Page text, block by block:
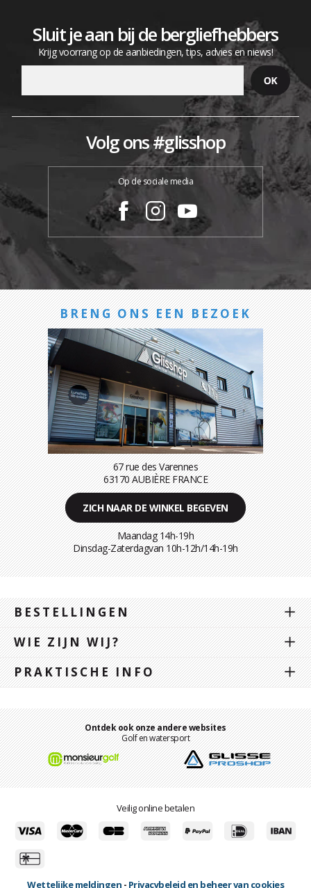
Sluit je aan bij de bergliefhebbers
Krijg voorrang op de aanbiedingen, tips, advies en niews!
Volg ons #glisshop
Op de sociale media
BRENG ONS EEN BEZOEK
67 rue des Varennes
63170 AUBIÈRE FRANCE
ZICH NAAR DE WINKEL BEGEVEN
Maandag 14h-19h
Dinsdag-Zaterdagvan 10h-12h/14h-19h
BESTELLINGEN
WIE ZIJN WIJ?
PRAKTISCHE INFO
Ontdek ook onze andere websites
Golf en watersport
Veilig online betalen
Wettelijke meldingen - Privacybeleid en beheer van cookies